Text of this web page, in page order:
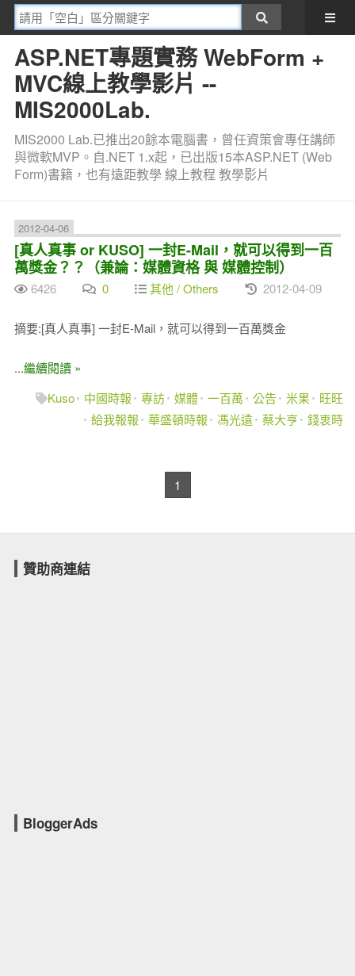
ASP.NET專題實務 WebForm +
MVC線上教學影片 --
MIS2000Lab.
MIS2000 Lab.已推出20餘本電腦書，曾任資策會專任講師
與微軟MVP。自.NET 1.x起，已出版15本ASP.NET (Web
Form)書籍，也有遠距教學 線上教程 教學影片
2012-04-06
[真人真事 or KUSO] 一封E-Mail，就可以得到一百
萬獎金？？（兼論：媒體資格 與 媒體控制）
6426 0 其他 / Others 2012-04-09
摘要:[真人真事] 一封E-Mail，就可以得到一百萬獎金
...繼續閱讀 »
Kuso
中國時報 專訪 媒體 一百萬 公告 米果
旺旺
給我報報
華盛頓時報 馮光遠 蔡大亨 錢衷時
1
贊助商連結
BloggerAds